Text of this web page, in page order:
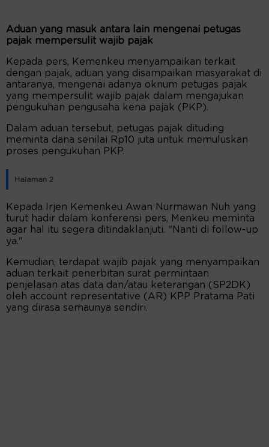
Aduan yang masuk antara lain mengenai petugas
pajak mempersulit wajib pajak
Kepada pers, Kemenkeu menyampaikan terkait
dengan pajak, aduan yang disampaikan masyarakat di
antaranya, mengenai adanya oknum petugas pajak
yang mempersulit wajib pajak dalam mengajukan
pengukuhan pengusaha kena pajak (PKP).
Dalam aduan tersebut, petugas pajak dituding
meminta dana senilai Rp10 juta untuk memuluskan
proses pengukuhan PKP.
Halaman 2
Kepada Irjen Kemenkeu Awan Nurmawan Nuh yang
turut hadir dalam konferensi pers, Menkeu meminta
agar hal itu segera ditindaklanjuti. "Nanti di follow-up
ya."
Kemudian, terdapat wajib pajak yang menyampaikan
aduan terkait penerbitan surat permintaan
penjelasan atas data dan/atau keterangan (SP2DK)
oleh account representative (AR) KPP Pratama Pati
yang dirasa semaunya sendiri.